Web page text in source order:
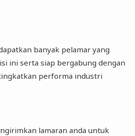
banyak pelamar yang
ini serta siap bergabung dengan
performa industri
lamaran anda untuk